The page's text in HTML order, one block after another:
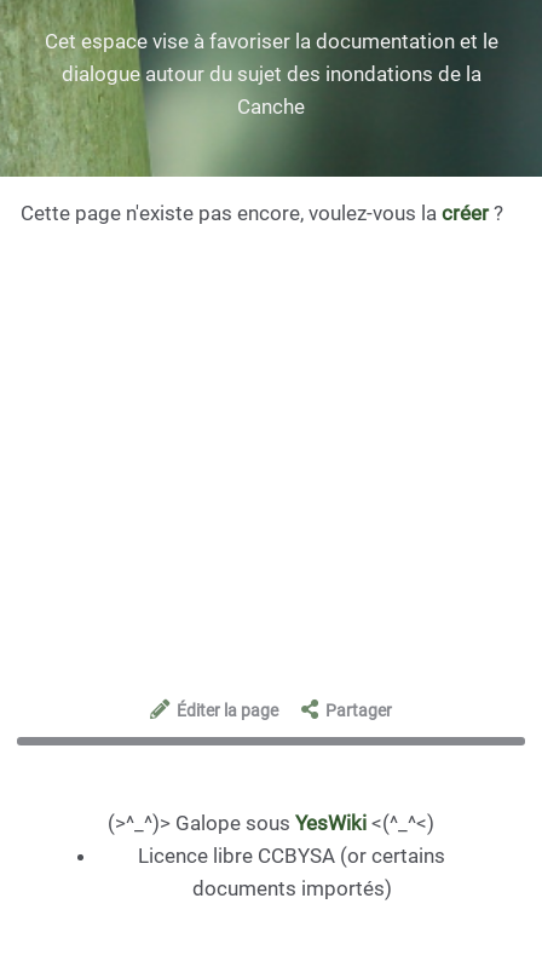
Cet espace vise à favoriser la documentation et le
dialogue autour du sujet des inondations de la
Canche
Cette page n'existe pas encore, voulez-vous la créer?
Éditer la page Partager
(>^_^)> Galope sous YesWiki <(^_^<)
Licence libre CCBYSA (or certains
documents importés)